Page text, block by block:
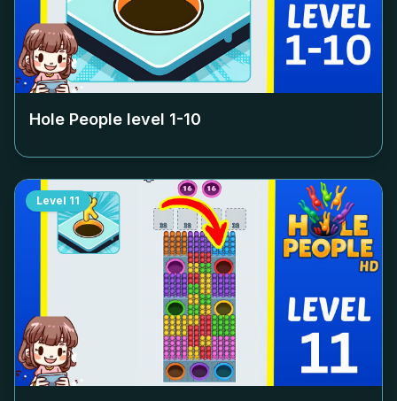
Hole People level 1-10
Level 11